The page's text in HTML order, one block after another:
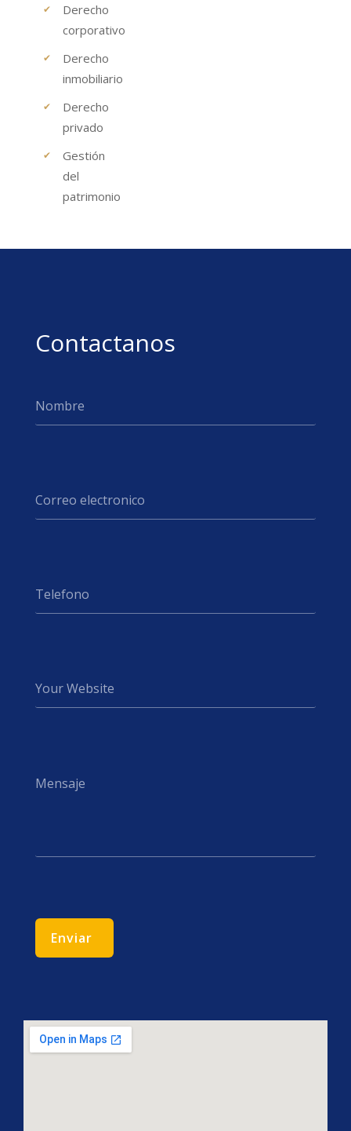
Derecho
corporativo
Derecho
inmobiliario
Derecho
privado
Gestión
del
patrimonio
Contactanos